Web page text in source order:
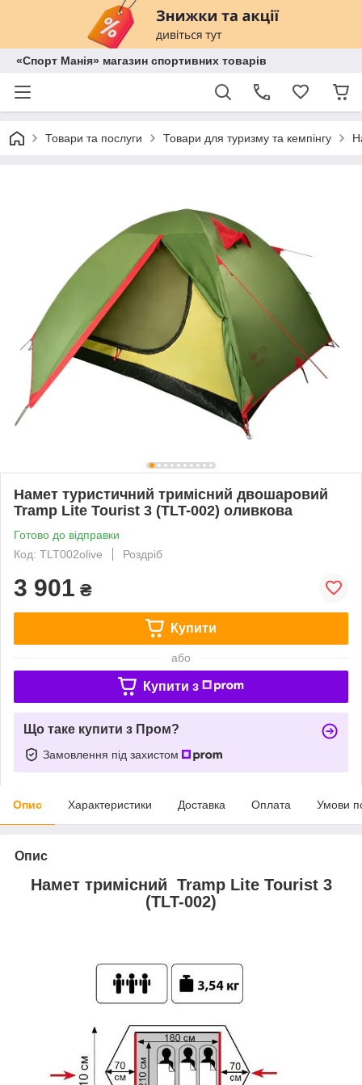
«Спорт Манія» магазин спортивних товарів
Товари та послуги Товари для туризму та кемпінгу
Намет туристичний тримісний двошаровий
Tramp Lite Tourist 3 (TLT-002) оливкова
Готово до відправки
Код: TLT002olive
Роздріб
3 901 ₴
Купити
або
Купити з
Що таке купити з Пром?
Замовлення під захистом
Опис Характеристики Доставка Оплата Умови
Опис
Намет тримісний Tramp Lite Tourist 3
(TLT-002)